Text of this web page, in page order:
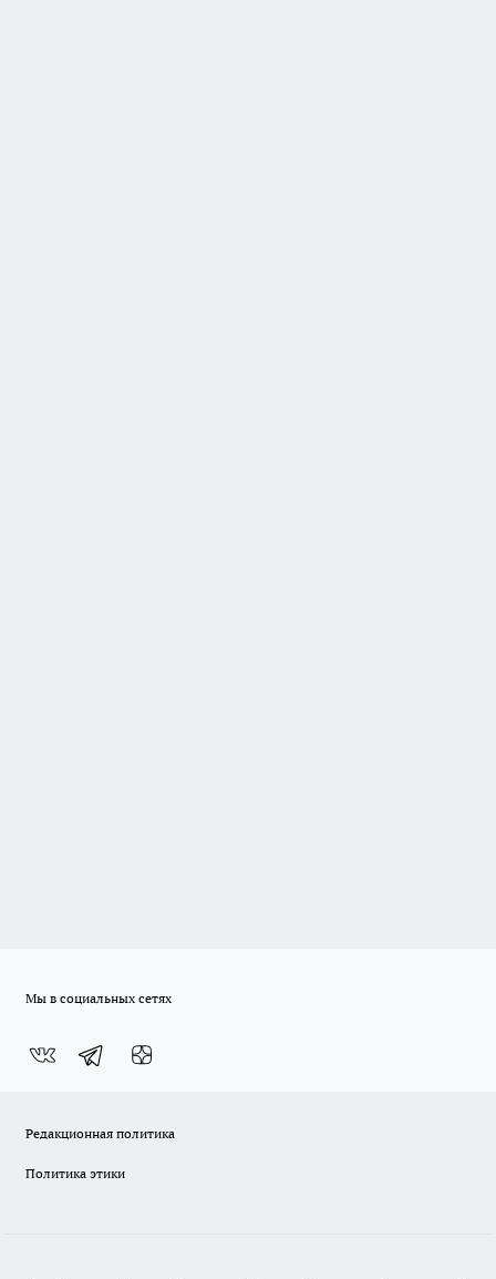
Мы в социальных сетях
Редакционная политика
Политика этики